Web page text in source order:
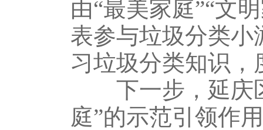
由“最美家庭”“文
表参与垃圾分类
习垃圾分类知识，
下一步，延庆区
庭”的示范引领作